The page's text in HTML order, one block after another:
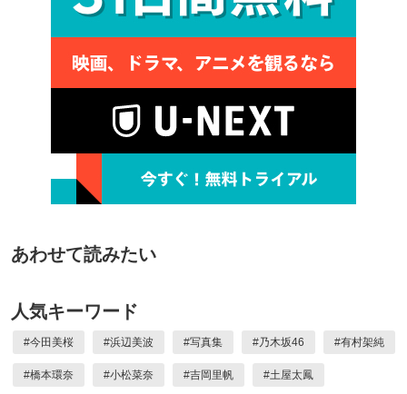
あわせて読みたい
人気キーワード
#今田美桜 #浜辺美波 #写真集 #乃木坂46 #有村架純
#橋本環奈 #小松菜奈 #吉岡里帆 #土屋太鳳